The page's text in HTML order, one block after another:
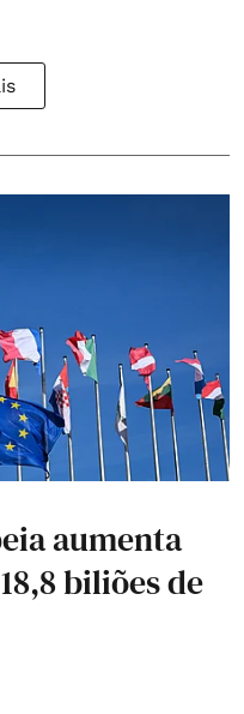
aumenta
biliões de